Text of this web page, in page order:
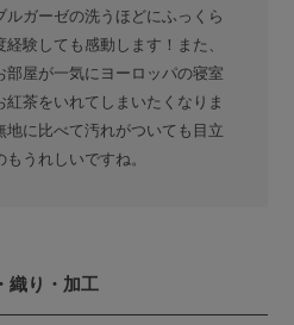
ルガーゼの洗うほどにふっくら
験しても感動します！また、
部屋が一気にヨーロッパの寝室
茶をいれてしまいたくなりま
に比べて汚れがついても目立
うれしいですね。
織り・加工